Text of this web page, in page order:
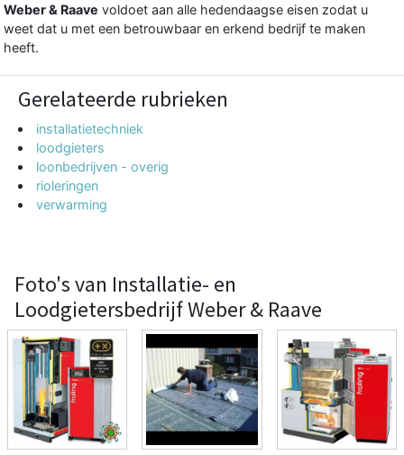
Weber & Raave voldoet aan alle hedendaagse eisen zodat u
weet dat u met een betrouwbaar en erkend bedrijf te maken
heeft.
Gerelateerde rubrieken
installatietechniek
loodgieters
loonbedrijven - overig
rioleringen
verwarming
Foto's van Installatie- en
Loodgietersbedrijf Weber & Raave